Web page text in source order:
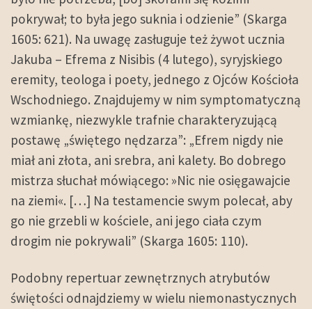
pokrywał; to była jego suknia i odzienie” (Skarga
1605: 621). Na uwagę zasługuje też żywot ucznia
Jakuba – Efrema z Nisibis (4 lutego), syryjskiego
eremity, teologa i poety, jednego z Ojców Kościoła
Wschodniego. Znajdujemy w nim symptomatyczną
wzmiankę, niezwykle trafnie charakteryzującą
postawę „świętego nędzarza”: „Efrem nigdy nie
miał ani złota, ani srebra, ani kalety. Bo dobrego
mistrza słuchał mówiącego: »Nic nie osięgawajcie
na ziemi«. […] Na testamencie swym polecał, aby
go nie grzebli w kościele, ani jego ciała czym
drogim nie pokrywali” (Skarga 1605: 110).
Podobny repertuar zewnętrznych atrybutów
świętości odnajdziemy w wielu niemonastycznych